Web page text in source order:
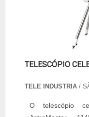
TELESCÓPIO
TELE INDUSTRIA /
O telescópio